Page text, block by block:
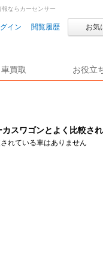
イン 閲覧履歴 お気
車買取 お役立
ならカーセンサー
カスワゴンとよく比較さ
れている車はありません